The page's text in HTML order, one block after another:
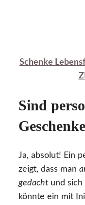
Schenke
Sind
Ja, absolut! Ein
zeigt, dass man
gedacht und
könnte ein mit